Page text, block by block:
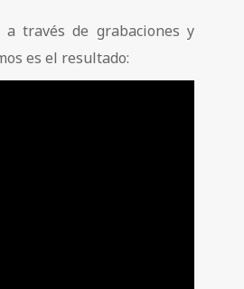
través de grabaciones y
es el resultado: